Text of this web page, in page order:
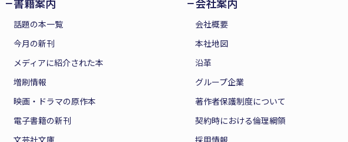
話題の本一覧
今月の新刊
メディアに紹介された本
増刷情報
映画・ドラマの原作本
電子書籍の新刊
文芸社文庫
会社概要
本社地図
沿革
グループ企業
著作者保護制度について
契約時における倫理綱領
採用情報